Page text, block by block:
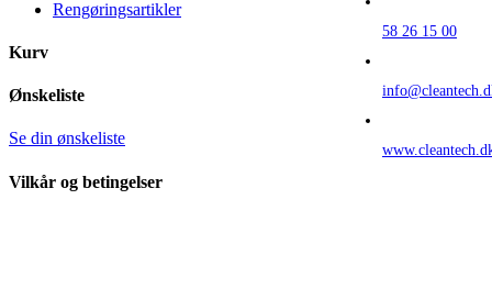
Rengøringsartikler
Kurv
Ønskeliste
Se din ønskeliste
Vilkår og betingelser
58 26 15 00